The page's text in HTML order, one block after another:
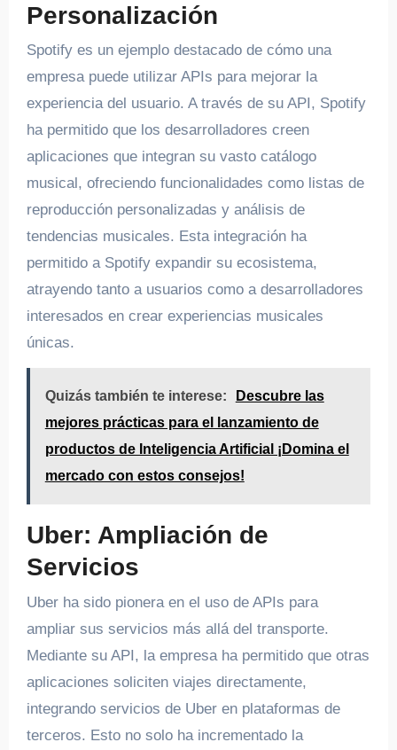
Personalización
Spotify es un ejemplo destacado de cómo una
empresa puede utilizar APIs para mejorar la
experiencia del usuario. A través de su API, Spotify
ha permitido que los desarrolladores creen
aplicaciones que integran su vasto catálogo
musical, ofreciendo funcionalidades como listas de
reproducción personalizadas y análisis de
tendencias musicales. Esta integración ha
permitido a Spotify expandir su ecosistema,
atrayendo tanto a usuarios como a desarrolladores
interesados en crear experiencias musicales
únicas.
Quizás también te interese:
Descubre las
mejores prácticas para el lanzamiento de
productos de Inteligencia Artificial ¡Domina el
mercado con estos consejos!
Uber: Ampliación de
Servicios
Uber ha sido pionera en el uso de APIs para
ampliar sus servicios más allá del transporte.
Mediante su API, la empresa ha permitido que otras
aplicaciones soliciten viajes directamente,
integrando servicios de Uber en plataformas de
terceros. Esto no solo ha incrementado la